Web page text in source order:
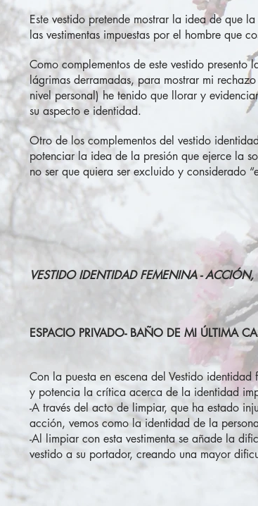
Este vestido pretende mostrar la idea de que
las vestimentas impuestas por el hombre que
Como complementos de este vestido
lágrimas derramadas, para mostrar mi
nivel personal) he tenido que llorar y
su aspecto e identidad.
Otro de los complementos del vestido
potenciar la idea de la presión que ejerce la
no ser que quiera ser excluido y considerado
VESTIDO IDENTIDAD FEMENINA - ACCIÓN,
ESPACIO PRIVADO- BAÑO DE MI ÚLTIMA
Con la puesta en escena del Vestido
y potencia la crítica acerca de la identidad
-A través del acto de limpiar, que ha estado
acción, vemos como la identidad de la
-Al limpiar con esta vestimenta se añade la
vestido a su portador, creando una mayor